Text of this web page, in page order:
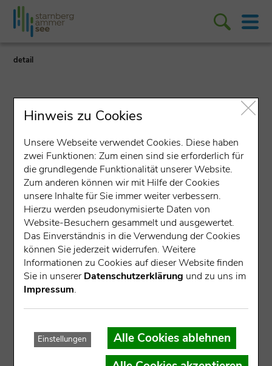
detail
Veranstaltung
Fotoselbstreflexionsworksho
p mit Yoga
Treffpunkt: Lebensraum, Klenzestraße 24, 82327
Tutzing
Klenzestraße 24, 82327 Tutzing (615 m über
NN)
Hinweis zu Cookies
Unsere Webseite verwendet Cookies. Diese haben
zwei Funktionen: Zum einen sind sie erforderlich für
die grundlegende Funktionalität unserer Website.
Zum anderen können wir mit Hilfe der Cookies
unsere Inhalte für Sie immer weiter verbessern.
Hierzu werden pseudonymisierte Daten von
Website-Besuchern gesammelt und ausgewertet.
Das Einverständnis in die Verwendung der Cookies
können Sie jederzeit widerrufen. Weitere
Informationen zu Cookies auf dieser Website finden
Sie in unsererDatenschutzerklärung und zu uns im
Impressum.
Einstellungen
Alle Cookies ablehnen